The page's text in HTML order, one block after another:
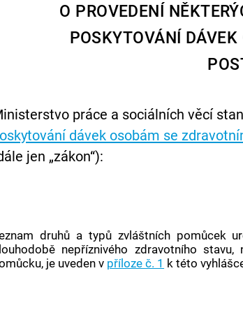
O PROVEDENÍ
POSKYTOVÁNÍ
práce a sociálních věcí
dávek osobám se
jen „zákon“):
druhů a typů zvláštních pomůcek
nepříznivého zdravotního
je uveden v příloze č. 1 k této